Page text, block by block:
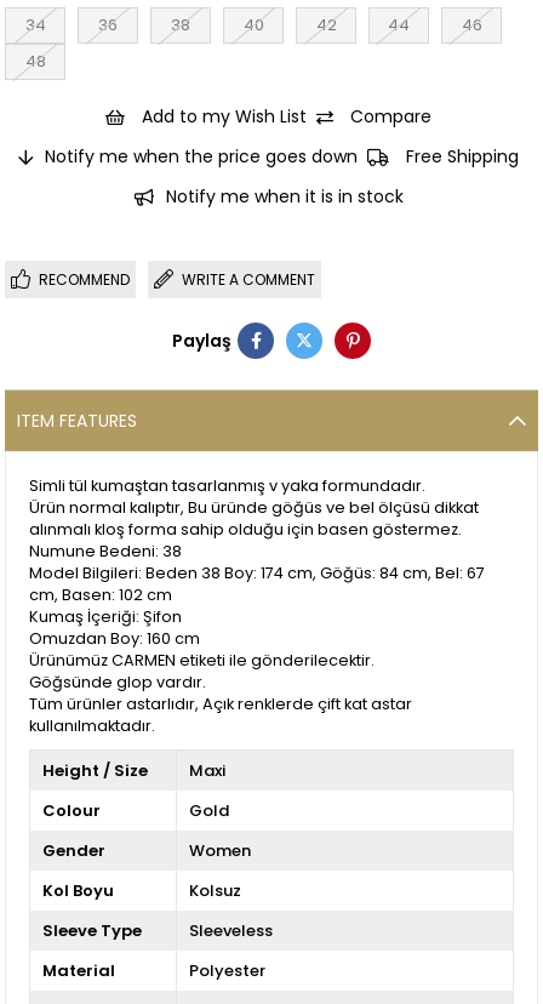
34 36 38 40 42 44
46
48
Add to my Wish List
Compare
Notify me when the price goes down
Free Shipping
Notify me when it is in stock
RECOMMEND WRITE A COMMENT
Paylaş
ITEM FEATURES
Simli tül kumaştan tasarlanmış v yaka formundadır.
Ürün normal kalıptır, Bu üründe göğüs ve bel ölçüsü dikkat
alınmalı kloş forma sahip olduğu için basen göstermez.
Numune Bedeni: 38
Model Bilgileri: Beden 38 Boy: 174 cm, Göğüs: 84 cm, Bel: 67
cm, Basen: 102 cm
Kumaş İçeriği: Şifon
Omuzdan Boy: 160 cm
Ürünümüz CARMEN etiketi ile gönderilecektir.
Göğsünde glop vardır.
Tüm ürünler astarlıdır, Açık renklerde çift kat astar
kullanılmaktadır.
Height / Size
Maxi
Colour
Gold
Gender
Women
Kol Boyu
Kolsuz
Sleeve Type
Sleeveless
Material
Polyester